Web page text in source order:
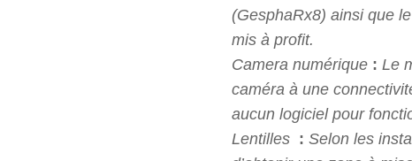
(GesphaRx8) ainsi que
mis à profit.
Camera numérique : Le
caméra à une
aucun logiciel pour
Lentilles : Selon les